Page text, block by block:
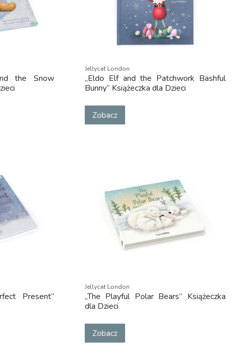
the Snow
Jellycat London
„Eldo Elf and the Patchwork Bashful
Bunny” Książeczka dla Dzieci
Zobacz
Present”
Jellycat London
„The Playful Polar Bears” Książeczka
dla Dzieci
Zobacz